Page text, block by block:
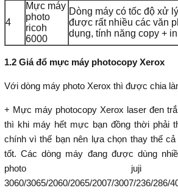
4
Mực máy
photo
ricoh
6000
Dòng máy có tốc độ xử
được rất nhiều các văn
dụng, tính năng copy +
1.2 Giá đổ mực máy photocopy Xerox
Với dòng máy photo Xerox thì được chia
+ Mực máy photocopy Xerox laser đen
thì khi máy hết mực bạn đồng thời phải
chính vì thế bạn nên lựa chọn thay thế
tốt. Các dòng máy đang được dùng
photo juji
3060/3065/2060/2065/2007/3007/236/286/